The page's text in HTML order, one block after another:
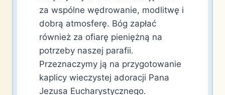
za wspólne wędrowanie, modlitwę i
dobrą atmosferę. Bóg zapłać
również za ofiarę pieniężną na
potrzeby naszej parafii.
Przeznaczymy ją na przygotowanie
kaplicy wieczystej adoracji Pana
Jezusa Eucharystycznego.